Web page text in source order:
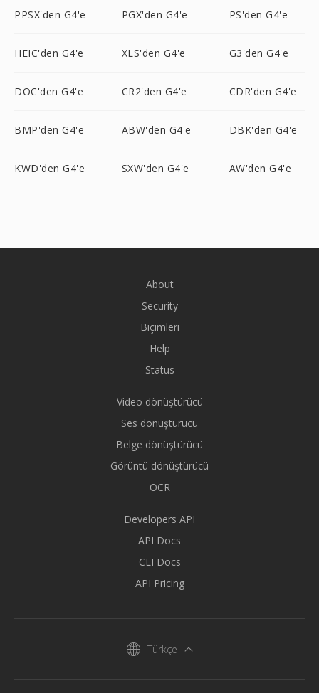
PPSX'den G4'e PGX'den G4'e PS'den G4'e
HEIC'den G4'e XLS'den G4'e G3'den G4'e
DOC'den G4'e CR2'den G4'e CDR'den G4'e
BMP'den G4'e ABW'den G4'e DBK'den G4'e
KWD'den G4'e SXW'den G4'e AW'den G4'e
About
Security
Biçimleri
Help
Status
Video dönüştürücü
Ses dönüştürücü
Belge dönüştürücü
Görüntü dönüştürücü
OCR
Developers API
API Docs
CLI Docs
API Pricing
Türkçe